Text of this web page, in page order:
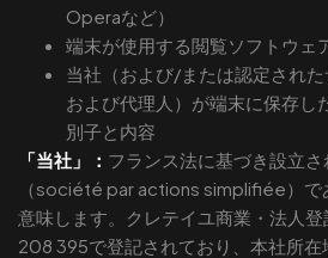
Operaなど）
端末が使用する閲覧ソフトウェ
当社（および/または認定され
および代理人）が端末に保存
別子と内容
「当社」： フランス法に基づき設立
（société par actions simplifiée）
意味します。クレテイユ商業・法人
208 395で登記されており、本社所